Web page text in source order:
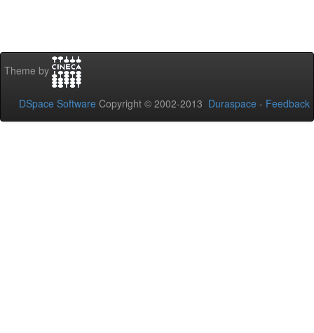
Theme by
DSpace Software Copyright © 2002-2013 Duraspace - Feedback